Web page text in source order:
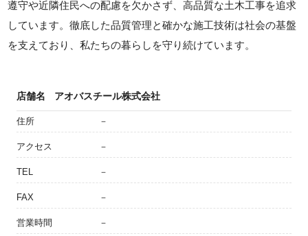
遵守や近隣住民への配慮を欠かさず、高品質な土木工事を追求
しています。徹底した品質管理と確かな施工技術は社会の基盤
を支えており、私たちの暮らしを守り続けています。
店舗名 アオバスチール株式会社
住所 －
アクセス －
TEL －
FAX －
営業時間 －